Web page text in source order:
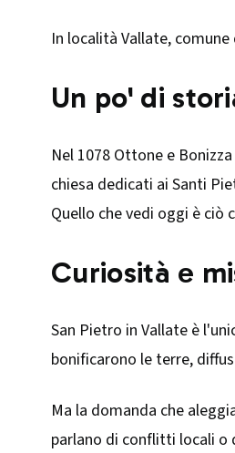
In località Vallate,
Un po' di
Nel 1078 Ottone e
chiesa dedicati ai Santi
Quello che vedi oggi è ciò
Curiosità e
San Pietro in Vallate è
bonificarono le terre,
Ma la domanda che
parlano di conflitti locali o